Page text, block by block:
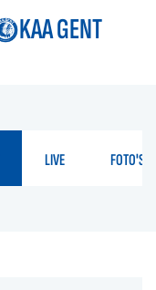
KAA GENT
LIVE FOTO'S